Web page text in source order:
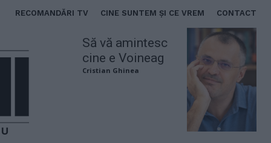
RECOMANDĂRI TV CINE SUNTEM ȘI CE VREM CONTACT
Să vă amintesc
cine e Voineag
Cristian Ghinea